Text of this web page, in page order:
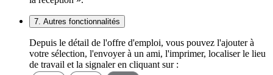
7. Autres fonctionnalités
Depuis le détail de l'offre d'emploi, vous pouvez l'ajouter à
votre sélection, l'envoyer à un ami, l'imprimer, localiser le lieu
de travail et la signaler en cliquant sur :